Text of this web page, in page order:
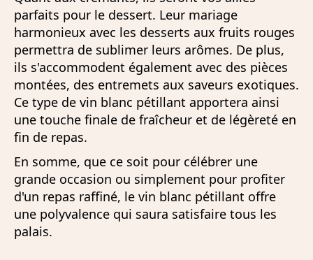
parfaits pour le dessert. Leur mariage
harmonieux avec les desserts aux fruits rouges
permettra de sublimer leurs arômes. De plus,
ils s'accommodent également avec des pièces
montées, des entremets aux saveurs exotiques.
Ce type de vin blanc pétillant apportera ainsi
une touche finale de fraîcheur et de légèreté en
fin de repas.
En somme, que ce soit pour célébrer une
grande occasion ou simplement pour profiter
d'un repas raffiné, le vin blanc pétillant offre
une polyvalence qui saura satisfaire tous les
palais.